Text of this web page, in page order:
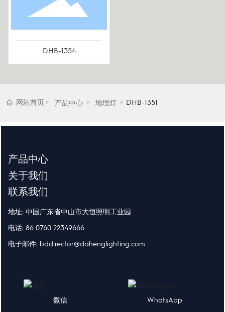
DHB-1354
网站首页 产品中心 地埋灯 DHB-1351
产品中心
关于我们
联系我们
地址: 中国广东省中山市大恒照明工业园
电话: 86 0760 22349666
电子邮件: bddirector@dahenglighting.com
微信 WhatsApp